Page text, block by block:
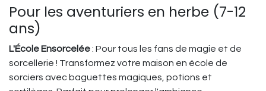
Pour les aventuriers en herbe (7-12
ans)
L'École Ensorcelée: Pour tous les fans de magie et de
sorcellerie ! Transformez votre maison en école de
sorciers avec baguettes magiques, potions et